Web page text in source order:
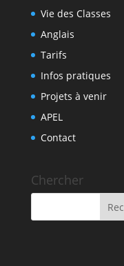
Vie des Classes
Anglais
Tarifs
Infos pratiques
Projets à venir
APEL
Contact
Chercher